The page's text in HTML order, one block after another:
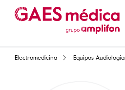
Electromedicina Equipos Audiología